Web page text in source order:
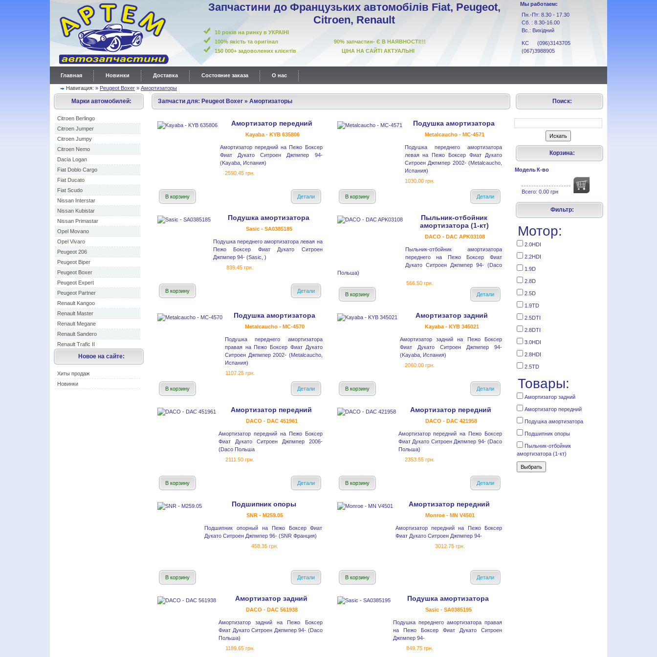
Запчастини до Французьких автомобілів Fiat, Peugeot,
Citroen, Renault
10 років на ринку в УКРАІНІ
100% якість та оригінал 90% запчастин- Є В НАЯВНОСТІ!!!
150 000+ задоволених клієнтів ЦІНА НА САЙТІ АКТУАЛЬНІ
Мы работаем:
Пн.-Пт: 8.30 - 17.30
Сб. : 8.30-16.00
Вс.: Вихідний
KC (096)3143705
(067)3988905
Главная Новинки Доставка Состояние заказа О нас
Навигация: » Peugeot Boxer » Амортизаторы
Марки автомобилей:
Citroen Berlingo
Citroen Jumper
Citroen Jumpy
Citroen Nemo
Dacia Logan
Fiat Doblo Cargo
Fiat Ducato
Fiat Scudo
Nissan Interstar
Nissan Kubistar
Nissan Primastar
Opel Movano
Opel Vivaro
Peugeot 206
Peugeot Biper
Peugeot Boxer
Peugeot Expert
Peugeot Partner
Renault Kangoo
Renault Master
Renault Megane
Renault Sandero
Renault Trafic II
Новое на сайте:
Хиты продаж
Новинки
Запчасти для: Peugeot Boxer » Амортизаторы
Амортизатор передний
Kayaba - KYB 635806
Амортизатор передний на Пежо Боксер
Фиат Дукато Ситроен Джпмпер 94-
(Kayaba, Испания)
2590.45 грн.
В корзину Детали
Подушка амортизатора
Metalcaucho - MC-4571
Подушка переднего амортизатора
левая на Пежо Боксер Фиат Дукато
Ситроен Джпмпер 2002- (Metalcaucho,
Испания)
1030.00 грн.
В корзину Детали
Подушка амортизатора
Sasic - SA0385185
Подушка переднего амортизатора левая на
Пежо Боксер Фиат Дукато Ситроен
Джпмпер 94- (Sasic, )
839.45 грн.
В корзину Детали
Пыльник-отбойник
амортизатора (1-кт)
DACO - DAC APK03108
Пыльник-отбойник амортизатора
переднего на Пежо Боксер Фиат
Дукато Ситроен Джпмпер 94- (Daco
Польша)
566.50 грн.
В корзину
Детали
Подушка амортизатора
Metalcaucho - MC-4570
Подушка переднего амортизатора
правая на Пежо Боксер Фиат Дукато
Ситроен Джпмпер 2002- (Metalcaucho,
Испания)
1107.25 грн.
В корзину Детали
Амортизатор задний
Kayaba - KYB 345021
Амортизатор задний на Пежо Боксер
Фиат Дукато Ситроен Джпмпер 94-
(Kayaba, Испания)
2060.00 грн.
В корзину Детали
Амортизатор передний
DACO - DAC 451961
Амортизатор передний на Пежо Боксер
Фиат Дукато Ситроен Джпмпер 2006-
(Daco Польша
2111.50 грн.
В корзину Детали
Амортизатор передний
DACO - DAC 421958
Амортизатор передний на Пежо Боксер
Фиат Дукато Ситроен Джпмпер 94- (Daco
Польша)
2353.55 грн.
В корзину Детали
Подшипник опоры
SNR - M259.05
Подшипник опорный на Пежо Боксер Фиат
Дукато Ситроен Джпмпер 96- (SNR Франция)
458.35 грн.
В корзину Детали
Амортизатор передний
Monroe - MN V4501
Амортизатор передний на Пежо Боксер
Фиат Дукато Ситроен Джпмпер 94-
3012.75 грн.
В корзину Детали
Амортизатор задний
DACO - DAC 561938
Амортизатор задний на Пежо Боксер
Фиат Дукато Ситроен Джпмпер 94- (Daco
Польша)
1189.65 грн.
Подушка амортизатора
Sasic - SA0385195
Подушка переднего амортизатора правая
на Пежо Боксер Фиат Дукато Ситроен
Джпмпер 94-
849.75 грн.
Поиск:
Корзина:
МодельК-во
Всего: 0.00 грн
Фильтр:
Мотор:
2.0HDI
2.2HDI
1.9D
2.8D
2.5D
1.9TD
2.5DTI
2.8DTI
3.0HDI
2.8HDI
2.5TD
Товары:
Амортизатор задний
Амортизатор передний
Подушка амортизатора
Подшипник опоры
Пыльник-отбойник
амортизатора (1-кт)